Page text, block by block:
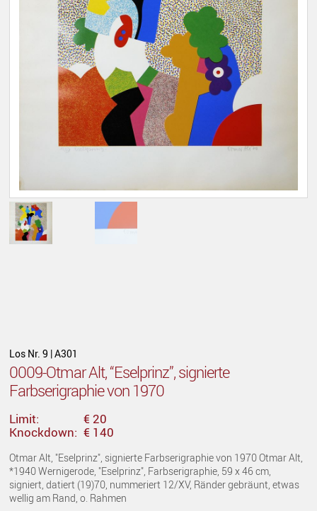
Los Nr. 9 | A301
0009-Otmar Alt, “Eselprinz”, signierte
Farbserigraphie von 1970
Limit:
€ 20
Knockdown: € 140
Otmar Alt, "Eselprinz", signierte Farbserigraphie von 1970 Otmar Alt,
*1940 Wernigerode, "Eselprinz", Farbserigraphie, 59 x 46 cm,
signiert, datiert (19)70, nummeriert 12/XV, Ränder gebräunt, etwas
wellig am Rand, o. Rahmen